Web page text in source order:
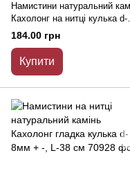
Намистини натуральний
Кахолонг на нитці кулька d-
6мм, L-38 см
184.00 грн
Купити